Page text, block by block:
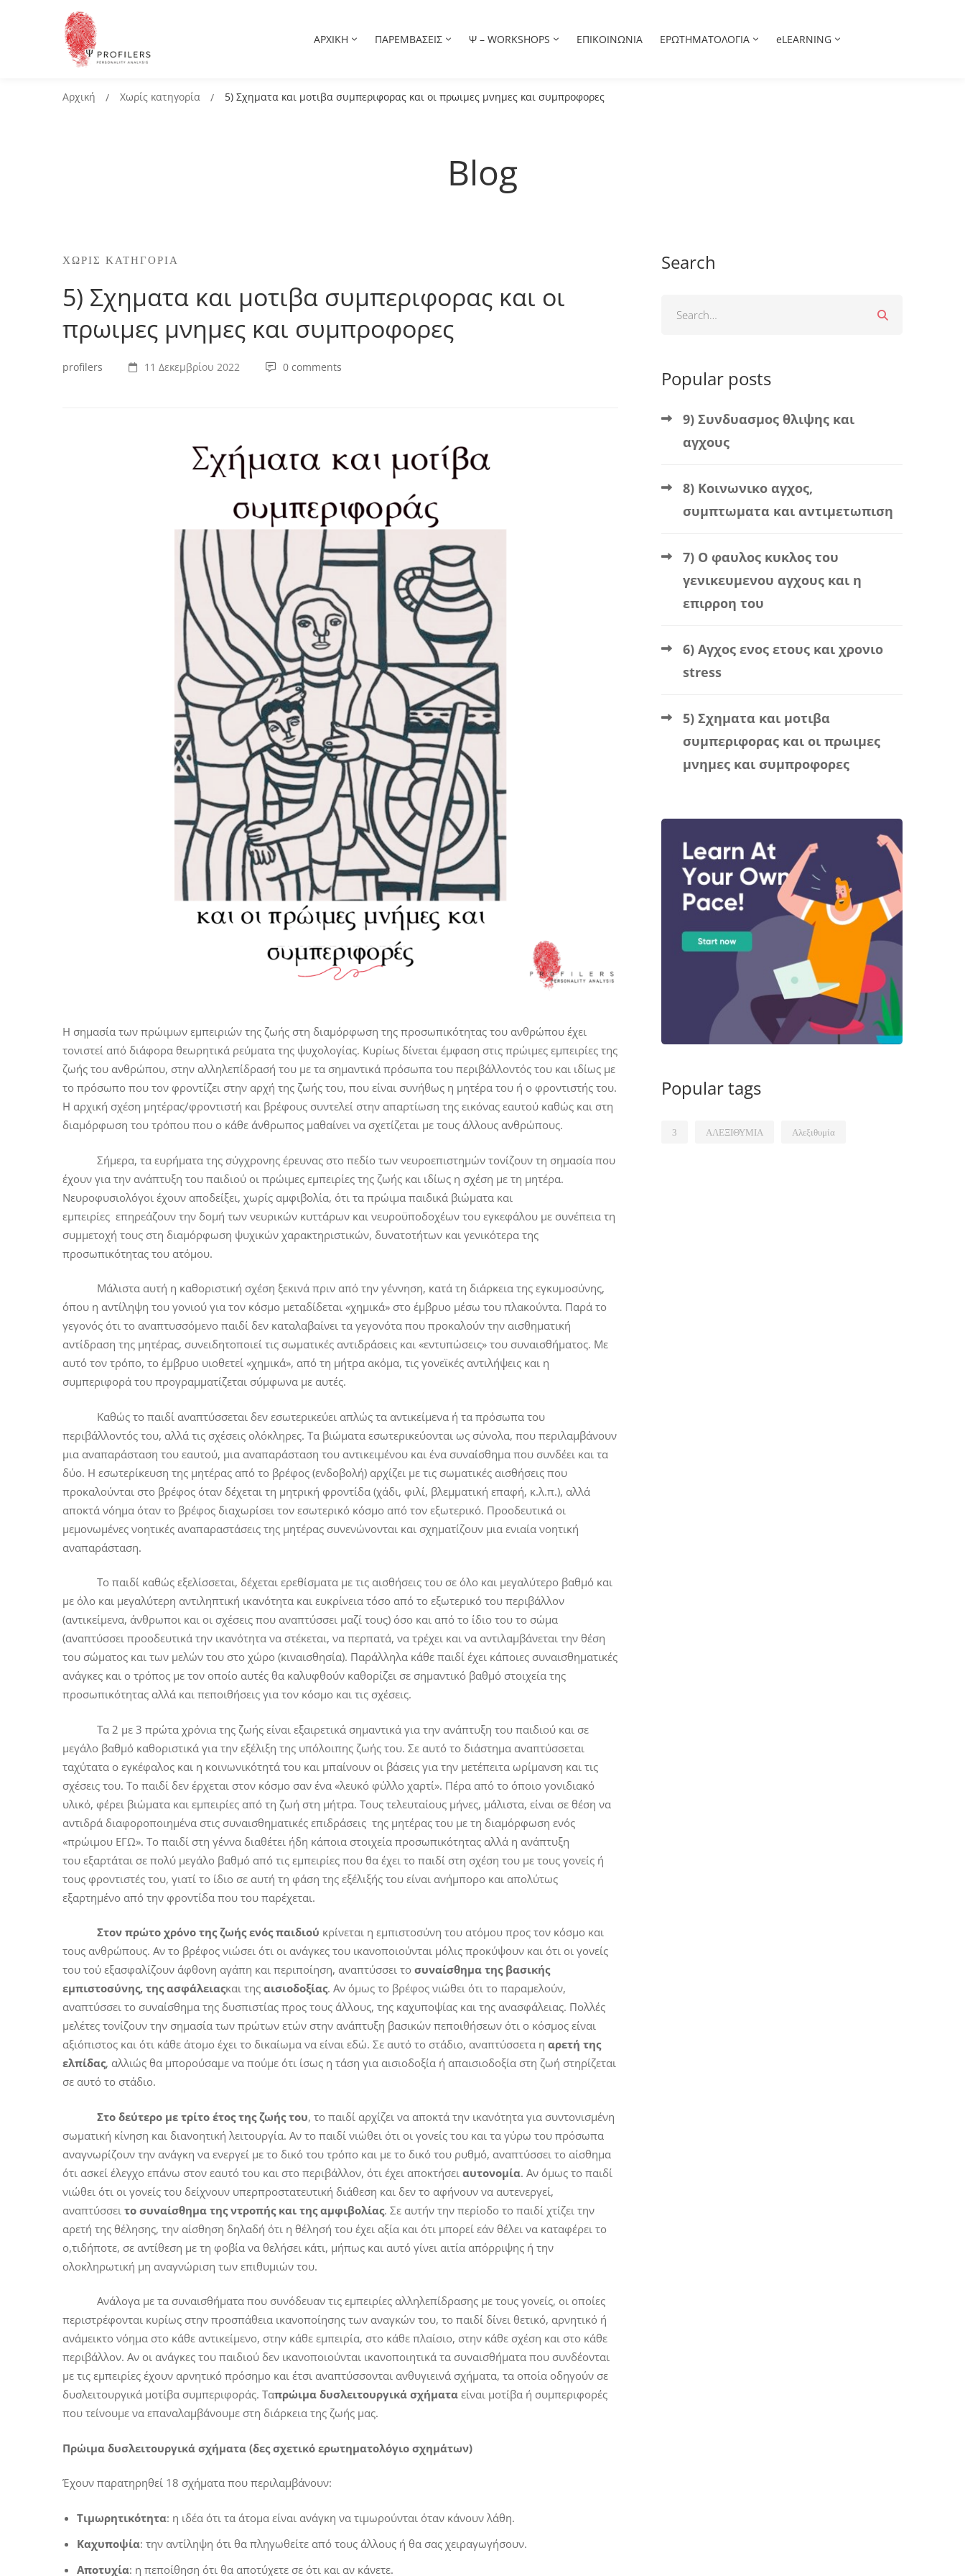
ΑΡΧΙΚΗ ΠΑΡΕΜΒΑΣΕΙΣ Ψ – WORKSHOPS ΕΠΙΚΟΙΝΩΝΙΑ ΕΡΩΤΗΜΑΤΟΛΟΓΙΑ eLEARNING
Blog
Αρχική Χωρίς κατηγορία 5) Σχηματα και μοτιβα συμπεριφορας και οι πρωιμες μνημες και συμπροφορες
ΧΩΡΊΣ ΚΑΤΗΓΟΡΊΑ
5) Σχηματα και μοτιβα συμπεριφορας και οι
πρωιμες μνημες και συμπροφορες
profilers 11 Δεκεμβρίου 2022 0 comments
Η σημασία των πρώιμων εμπειριών της ζωής στη διαμόρφωση της προσωπικότητας του ανθρώπου έχει
τονιστεί από διάφορα θεωρητικά ρεύματα της ψυχολογίας. Κυρίως δίνεται έμφαση στις πρώιμες εμπειρίες της
ζωής του ανθρώπου, στην αλληλεπίδρασή του με τα σημαντικά πρόσωπα του περιβάλλοντός του και ιδίως με
το πρόσωπο που τον φροντίζει στην αρχή της ζωής του, που είναι συνήθως η μητέρα του ή ο φροντιστής του.
Η αρχική σχέση μητέρας/φροντιστή και βρέφους συντελεί στην απαρτίωση της εικόνας εαυτού καθώς και στη
διαμόρφωση του τρόπου που ο κάθε άνθρωπος μαθαίνει να σχετίζεται με τους άλλους ανθρώπους.
Σήμερα, τα ευρήματα της σύγχρονης έρευνας στο πεδίο των νευροεπιστημών τονίζουν τη σημασία που
έχουν για την ανάπτυξη του παιδιού οι πρώιμες εμπειρίες της ζωής και ιδίως η σχέση με τη μητέρα.
Νευροφυσιολόγοι έχουν αποδείξει, χωρίς αμφιβολία, ότι τα πρώιμα παιδικά βιώματα και
εμπειρίες επηρεάζουν την δομή των νευρικών κυττάρων και νευροϋποδοχέων του εγκεφάλου με συνέπεια τη
συμμετοχή τους στη διαμόρφωση ψυχικών χαρακτηριστικών, δυνατοτήτων και γενικότερα της
προσωπικότητας του ατόμου.
Μάλιστα αυτή η καθοριστική σχέση ξεκινά πριν από την γέννηση, κατά τη διάρκεια της εγκυμοσύνης,
όπου η αντίληψη του γονιού για τον κόσμο μεταδίδεται «χημικά» στο έμβρυο μέσω του πλακούντα. Παρά το
γεγονός ότι το αναπτυσσόμενο παιδί δεν καταλαβαίνει τα γεγονότα που προκαλούν την αισθηματική
αντίδραση της μητέρας, συνειδητοποιεί τις σωματικές αντιδράσεις και «εντυπώσεις» του συναισθήματος. Με
αυτό τον τρόπο, το έμβρυο υιοθετεί «χημικά», από τη μήτρα ακόμα, τις γονεϊκές αντιλήψεις και η
συμπεριφορά του προγραμματίζεται σύμφωνα με αυτές.
Καθώς το παιδί αναπτύσσεται δεν εσωτερικεύει απλώς τα αντικείμενα ή τα πρόσωπα του
περιβάλλοντός του, αλλά τις σχέσεις ολόκληρες. Τα βιώματα εσωτερικεύονται ως σύνολα, που περιλαμβάνουν
μια αναπαράσταση του εαυτού, μια αναπαράσταση του αντικειμένου και ένα συναίσθημα που συνδέει και τα
δύο. Η εσωτερίκευση της μητέρας από το βρέφος (ενδοβολή) αρχίζει με τις σωματικές αισθήσεις που
προκαλούνται στο βρέφος όταν δέχεται τη μητρική φροντίδα (χάδι, φιλί, βλεμματική επαφή, κ.λ.π.), αλλά
αποκτά νόημα όταν το βρέφος διαχωρίσει τον εσωτερικό κόσμο από τον εξωτερικό. Προοδευτικά οι
μεμονωμένες νοητικές αναπαραστάσεις της μητέρας συνενώνονται και σχηματίζουν μια ενιαία νοητική
αναπαράσταση.
Το παιδί καθώς εξελίσσεται, δέχεται ερεθίσματα με τις αισθήσεις του σε όλο και μεγαλύτερο βαθμό και
με όλο και μεγαλύτερη αντιληπτική ικανότητα και ευκρίνεια τόσο από το εξωτερικό του περιβάλλον
(αντικείμενα, άνθρωποι και οι σχέσεις που αναπτύσσει μαζί τους) όσο και από το ίδιο του το σώμα
(αναπτύσσει προοδευτικά την ικανότητα να στέκεται, να περπατά, να τρέχει και να αντιλαμβάνεται την θέση
του σώματος και των μελών του στο χώρο (κιναισθησία). Παράλληλα κάθε παιδί έχει κάποιες συναισθηματικές
ανάγκες και ο τρόπος με τον οποίο αυτές θα καλυφθούν καθορίζει σε σημαντικό βαθμό στοιχεία της
προσωπικότητας αλλά και πεποιθήσεις για τον κόσμο και τις σχέσεις.
Τα 2 με 3 πρώτα χρόνια της ζωής είναι εξαιρετικά σημαντικά για την ανάπτυξη του παιδιού και σε
μεγάλο βαθμό καθοριστικά για την εξέλιξη της υπόλοιπης ζωής του. Σε αυτό το διάστημα αναπτύσσεται
ταχύτατα ο εγκέφαλος και η κοινωνικότητά του και μπαίνουν οι βάσεις για την μετέπειτα ωρίμανση και τις
σχέσεις του. Το παιδί δεν έρχεται στον κόσμο σαν ένα «λευκό φύλλο χαρτί». Πέρα από το όποιο γονιδιακό
υλικό, φέρει βιώματα και εμπειρίες από τη ζωή στη μήτρα. Τους τελευταίους μήνες, μάλιστα, είναι σε θέση να
αντιδρά διαφοροποιημένα στις συναισθηματικές επιδράσεις της μητέρας του με τη διαμόρφωση ενός
«πρώιμου ΕΓΩ». Το παιδί στη γέννα διαθέτει ήδη κάποια στοιχεία προσωπικότητας αλλά η ανάπτυξη
του εξαρτάται σε πολύ μεγάλο βαθμό από τις εμπειρίες που θα έχει το παιδί στη σχέση του με τους γονείς ή
τους φροντιστές του, γιατί το ίδιο σε αυτή τη φάση της εξέλιξής του είναι ανήμπορο και απολύτως
εξαρτημένο από την φροντίδα που του παρέχεται.
Στον πρώτο χρόνο της ζωής ενός παιδιού κρίνεται η εμπιστοσύνη του ατόμου προς τον κόσμο και
τους ανθρώπους. Αν το βρέφος νιώσει ότι οι ανάγκες του ικανοποιούνται μόλις προκύψουν και ότι οι γονείς
του τού εξασφαλίζουν άφθονη αγάπη και περιποίηση, αναπτύσσει το συναίσθημα της βασικής
εμπιστοσύνης, της ασφάλειαςκαι της αισιοδοξίας. Αν όμως το βρέφος νιώθει ότι το παραμελούν,
αναπτύσσει το συναίσθημα της δυσπιστίας προς τους άλλους, της καχυποψίας και της ανασφάλειας. Πολλές
μελέτες τονίζουν την σημασία των πρώτων ετών στην ανάπτυξη βασικών πεποιθήσεων ότι ο κόσμος είναι
αξιόπιστος και ότι κάθε άτομο έχει το δικαίωμα να είναι εδώ. Σε αυτό το στάδιο, αναπτύσσετα η αρετή της
ελπίδας, αλλιώς θα μπορούσαμε να πούμε ότι ίσως η τάση για αισιοδοξία ή απαισιοδοξία στη ζωή στηρίζεται
σε αυτό το στάδιο.
Στο δεύτερο με τρίτο έτος της ζωής του, το παιδί αρχίζει να αποκτά την ικανότητα για συντονισμένη
σωματική κίνηση και διανοητική λειτουργία. Αν το παιδί νιώθει ότι οι γονείς του και τα γύρω του πρόσωπα
αναγνωρίζουν την ανάγκη να ενεργεί με το δικό του τρόπο και με το δικό του ρυθμό, αναπτύσσει το αίσθημα
ότι ασκεί έλεγχο επάνω στον εαυτό του και στο περιβάλλον, ότι έχει αποκτήσει αυτονομία. Αν όμως το παιδί
νιώθει ότι οι γονείς του δείχνουν υπερπροστατευτική διάθεση και δεν το αφήνουν να αυτενεργεί,
αναπτύσσει το συναίσθημα της ντροπής και της αμφιβολίας. Σε αυτήν την περίοδο το παιδί χτίζει την
αρετή της θέλησης, την αίσθηση δηλαδή ότι η θέλησή του έχει αξία και ότι μπορεί εάν θέλει να καταφέρει το
ο,τιδήποτε, σε αντίθεση με τη φοβία να θελήσει κάτι, μήπως και αυτό γίνει αιτία απόρριψης ή την
ολοκληρωτική μη αναγνώριση των επιθυμιών του.
Ανάλογα με τα συναισθήματα που συνόδευαν τις εμπειρίες αλληλεπίδρασης με τους γονείς, οι οποίες
περιστρέφονται κυρίως στην προσπάθεια ικανοποίησης των αναγκών του, το παιδί δίνει θετικό, αρνητικό ή
ανάμεικτο νόημα στο κάθε αντικείμενο, στην κάθε εμπειρία, στο κάθε πλαίσιο, στην κάθε σχέση και στο κάθε
περιβάλλον. Αν οι ανάγκες του παιδιού δεν ικανοποιούνται ικανοποιητικά τα συναισθήματα που συνδέονται
με τις εμπειρίες έχουν αρνητικό πρόσημο και έτσι αναπτύσσονται ανθυγιεινά σχήματα, τα οποία οδηγούν σε
δυσλειτουργικά μοτίβα συμπεριφοράς. Ταπρώιμα δυσλειτουργικά σχήματα είναι μοτίβα ή συμπεριφορές
που τείνουμε να επαναλαμβάνουμε στη διάρκεια της ζωής μας.
Πρώιμα δυσλειτουργικά σχήματα (δες σχετικό ερωτηματολόγιο σχημάτων)
Έχουν παρατηρηθεί 18 σχήματα που περιλαμβάνουν:
Τιμωρητικότητα: η ιδέα ότι τα άτομα είναι ανάγκη να τιμωρούνται όταν κάνουν λάθη.
Καχυποψία: την αντίληψη ότι θα πληγωθείτε από τους άλλους ή θα σας χειραγωγήσουν.
Αποτυχία: η πεποίθηση ότι θα αποτύχετε σε ότι και αν κάνετε.
Search
Popular posts
9) Συνδυασμος θλιψης και
αγχους
8) Κοινωνικο αγχος,
συμπτωματα και αντιμετωπιση
7) Ο φαυλος κυκλος του
γενικευμενου αγχους και η
επιρροη του
6) Αγχος ενος ετους και χρονιο
stress
5) Σχηματα και μοτιβα
συμπεριφορας και οι πρωιμες
μνημες και συμπροφορες
Popular tags
3 ΑΛΕΞΙΘΥΜΙΑ Αλεξιθυμία